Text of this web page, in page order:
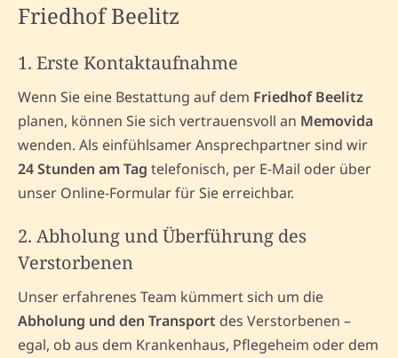
Friedhof Beelitz
1. Erste Kontaktaufnahme
Wenn Sie eine Bestattung auf dem Friedhof Beelitz
planen, können Sie sich vertrauensvoll an Memovida
wenden. Als einfühlsamer Ansprechpartner sind wir
24 Stunden am Tag telefonisch, per E-Mail oder über
unser Online-Formular für Sie erreichbar.
2. Abholung und Überführung des
Verstorbenen
Unser erfahrenes Team kümmert sich um die
Abholung und den Transport des Verstorbenen –
egal, ob aus dem Krankenhaus, Pflegeheim oder dem